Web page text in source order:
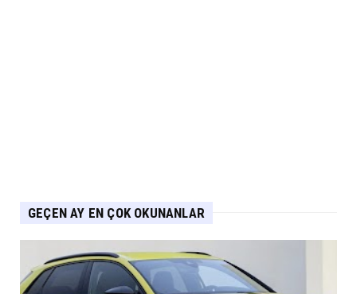
GEÇEN AY EN ÇOK OKUNANLAR